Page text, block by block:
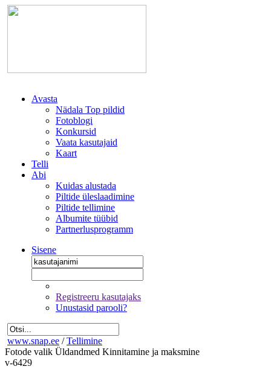
Avasta
Nädala Top pildid
Fotoblogi
Konkursid
Vaata kasutajaid
Kaart
Telli
Abi
Kuidas alustada
Piltide üleslaadimine
Piltide tellimine
Albumite tüübid
Partnerlusprogramm
Sisene
Registreeru kasutajaks
Unustasid parooli?
www.snap.ee / Tellimine
Fotode valik Üldandmed Kinnitamine ja maksmine
v-6429